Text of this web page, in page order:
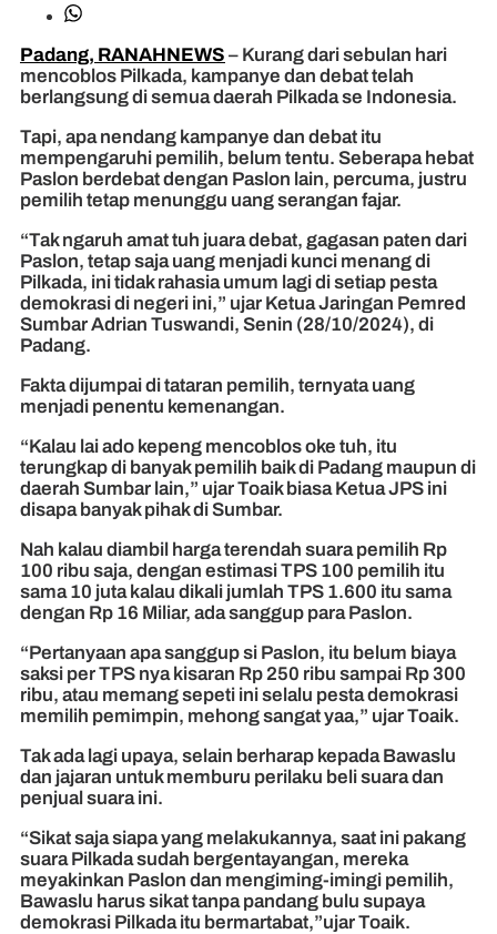
Padang, RANAHNEWS – Kurang dari sebulan hari
mencoblos Pilkada, kampanye dan debat telah
berlangsung di semua daerah Pilkada se Indonesia.
Tapi, apa nendang kampanye dan debat itu
mempengaruhi pemilih, belum tentu. Seberapa hebat
Paslon berdebat dengan Paslon lain, percuma, justru
pemilih tetap menunggu uang serangan fajar.
“Tak ngaruh amat tuh juara debat, gagasan paten dari
Paslon, tetap saja uang menjadi kunci menang di
Pilkada, ini tidak rahasia umum lagi di setiap pesta
demokrasi di negeri ini,” ujar Ketua Jaringan Pemred
Sumbar Adrian Tuswandi, Senin (28/10/2024), di
Padang.
Fakta dijumpai di tataran pemilih, ternyata uang
menjadi penentu kemenangan.
“Kalau lai ado kepeng mencoblos oke tuh, itu
terungkap di banyak pemilih baik di Padang maupun di
daerah Sumbar lain,” ujar Toaik biasa Ketua JPS ini
disapa banyak pihak di Sumbar.
Nah kalau diambil harga terendah suara pemilih Rp
100 ribu saja, dengan estimasi TPS 100 pemilih itu
sama 10 juta kalau dikali jumlah TPS 1.600 itu sama
dengan Rp 16 Miliar, ada sanggup para Paslon.
“Pertanyaan apa sanggup si Paslon, itu belum biaya
saksi per TPS nya kisaran Rp 250 ribu sampai Rp 300
ribu, atau memang sepeti ini selalu pesta demokrasi
memilih pemimpin, mehong sangat yaa,” ujar Toaik.
Tak ada lagi upaya, selain berharap kepada Bawaslu
dan jajaran untuk memburu perilaku beli suara dan
penjual suara ini.
“Sikat saja siapa yang melakukannya, saat ini pakang
suara Pilkada sudah bergentayangan, mereka
meyakinkan Paslon dan mengiming-imingi pemilih,
Bawaslu harus sikat tanpa pandang bulu supaya
demokrasi Pilkada itu bermartabat,”ujar Toaik.